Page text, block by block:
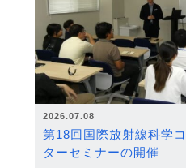
2026.07.08
第18回国際放射線科学
ターセミナーの開催